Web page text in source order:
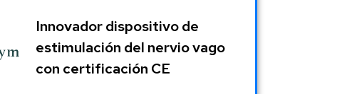
Innovador dispositivo de
estimulación del nervio vago
con certificación CE